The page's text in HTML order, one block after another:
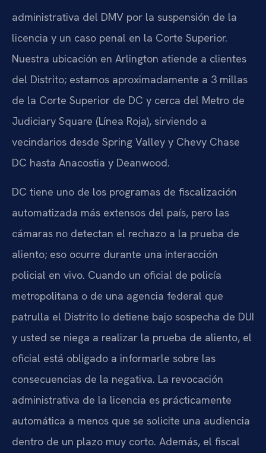
administrativa del DMV por la suspensión de la
licencia y un caso penal en la Corte Superior.
Nuestra ubicación en Arlington atiende a clientes
del Distrito; estamos aproximadamente a 3 millas
de la Corte Superior de DC y cerca del Metro de
Judiciary Square (Línea Roja), sirviendo a
vecindarios desde Spring Valley y Chevy Chase
DC hasta Anacostia y Deanwood.
DC tiene uno de los programas de fiscalización
automatizada más extensos del país, pero las
cámaras no detectan el rechazo a la prueba de
aliento; eso ocurre durante una interacción
policial en vivo. Cuando un oficial de policía
metropolitana o de una agencia federal que
patrulla el Distrito lo detiene bajo sospecha de DUI
y usted se niega a realizar la prueba de aliento, el
oficial está obligado a informarle sobre las
consecuencias de la negativa. La revocación
administrativa de la licencia es prácticamente
automática a menos que se solicite una audiencia
dentro de un plazo muy corto. Además, el fiscal